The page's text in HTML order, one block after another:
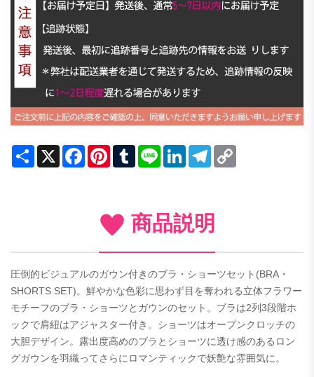
Share X FacebookPinterestTumblrLine LinkedInTelegram
商品説明
圧倒的ビジュアルのガウン付きのブラ・ショーツセット(BRA・
SHORTS SET)。鮮やかな色彩に思わず目を奪われる立体フラワー
モチーフのブラ・ショーツとガウンのセット。ブラは2列3段階ホ
ックで肩紐はアジャスター付き。ショーツはオープンクロッチの
大胆デザイン。露出度高めのブラとショーツに透け感のあるロン
グガウンを羽織ってさらにロマンティックで妖艶な雰囲気に。